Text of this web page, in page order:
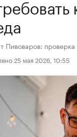
Пивоваров:
25 мая 2026, 10:55